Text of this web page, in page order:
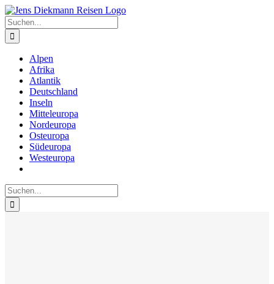
Zum
Inhalt
springen
Suche
nach:
Alpen
Afrika
Atlantik
Deutschland
Inseln
Mitteleuropa
Nordeuropa
Osteuropa
Südeuropa
Westeuropa
Suche
nach: